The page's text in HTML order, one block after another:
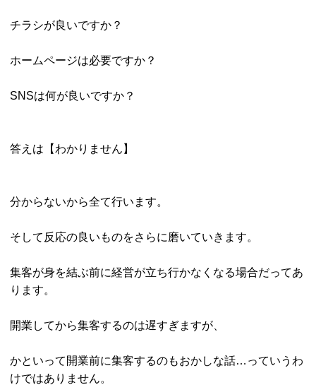
チラシが良いですか？
ホームページは必要ですか？
SNSは何が良いですか？
答えは【わかりません】
分からないから全て行います。
そして反応の良いものをさらに磨いていきます。
集客が身を結ぶ前に経営が立ち行かなくなる場合だってあ
ります。
開業してから集客するのは遅すぎますが、
かといって開業前に集客するのもおかしな話…っていうわ
けではありません。